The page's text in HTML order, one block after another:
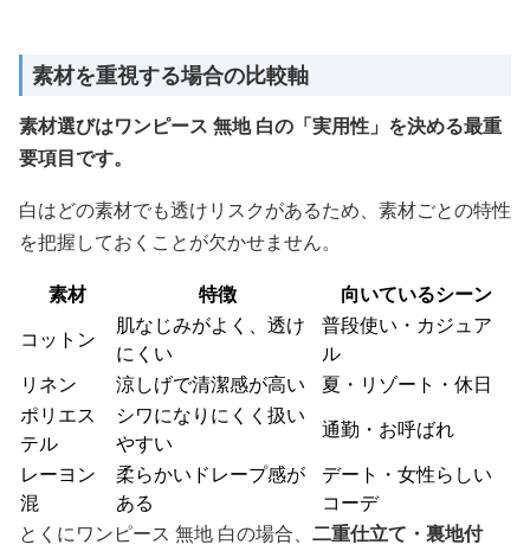
素材を重視する場合の比較軸
素材選びはワンピース 無地 白の「実用性」を決める最重
要項目です。
白はどの素材でも透けリスクがあるため、素材ごとの特性
を把握しておくことが欠かせません。
素材
特徴
向いているシーン
コットン
肌なじみがよく、透け
にくい
普段使い・カジュア
ル
リネン
涼しげで清潔感が高い
夏・リゾート・休日
ポリエス
テル
シワになりにくく扱い
やすい
通勤・お呼ばれ
レーヨン
混
柔らかいドレープ感が
ある
デート・女性らしい
コーデ
とくにワンピース 無地 白の場合、 二重仕立て・裏地付